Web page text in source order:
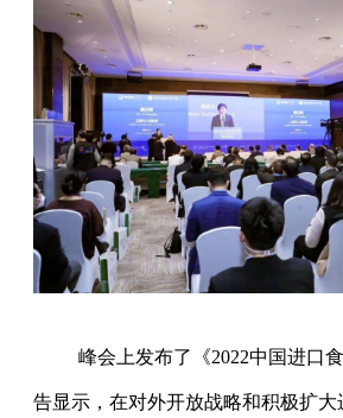
峰会上发布了《2022中国进口
告显示，在对外开放战略和积极扩大